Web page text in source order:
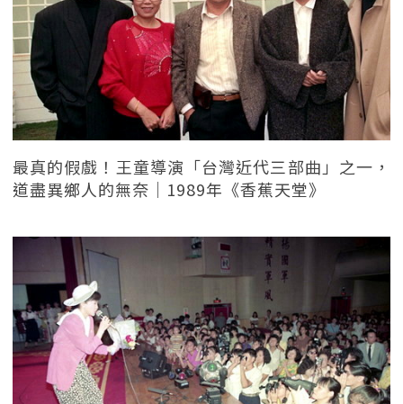
最真的假戲！王童導演「台灣近代三部曲」之一，
道盡異鄉人的無奈｜1989年《香蕉天堂》